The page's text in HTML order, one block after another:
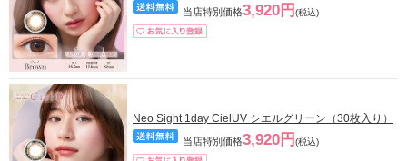
当店特別価格3,920円 (税込)
Neo Sight 1day CielUV シエルグリーン（30枚入り）
当店特別価格3,920円 (税込)